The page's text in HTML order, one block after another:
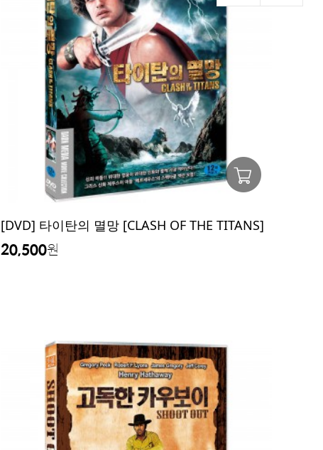
[DVD] 타이탄의 멸망 [CLASH OF THE TITANS]
20,500원